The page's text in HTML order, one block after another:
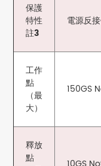
保護
特性
註3
電源反
工作
點
（最
大）
150GS
釋放
點